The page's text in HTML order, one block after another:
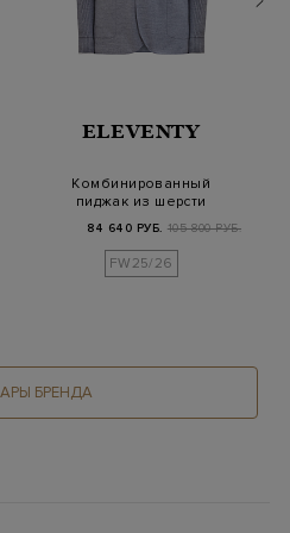
ELEVENTY
Комбинированный
пиджак из шерсти
р…
84 640 РУБ. 105 800 РУБ.
FW25/26
БРЕНДА